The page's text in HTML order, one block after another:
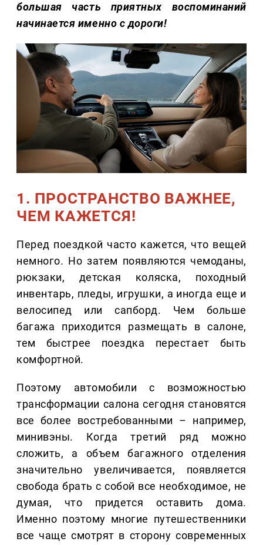
большая часть приятных воспоминаний
начинается именно с дороги!
1. ПРОСТРАНСТВО ВАЖНЕЕ,
ЧЕМ КАЖЕТСЯ!
Перед поездкой часто кажется, что вещей
немного. Но затем появляются чемоданы,
рюкзаки, детская коляска, походный
инвентарь, пледы, игрушки, а иногда еще и
велосипед или сапборд. Чем больше
багажа приходится размещать в салоне,
тем быстрее поездка перестает быть
комфортной.
Поэтому автомобили с возможностью
трансформации салона сегодня становятся
все более востребованными – например,
минивэны. Когда третий ряд можно
сложить, а объем багажного отделения
значительно увеличивается, появляется
свобода брать с собой все необходимое, не
думая, что придется оставить дома.
Именно поэтому многие путешественники
все чаще смотрят в сторону современных